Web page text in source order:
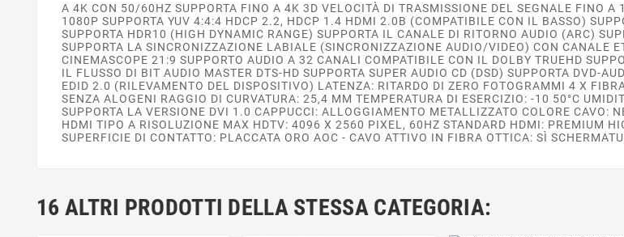
A 4K CON 50/60HZ SUPPORTA FINO A 4K 3D VELOCITÀ DI TRASMISSIONE DEL SEGNALE FINO
1080P SUPPORTA YUV 4:4:4 HDCP 2.2, HDCP 1.4 HDMI 2.0B (COMPATIBILE CON IL BASSO)
SUPPORTA HDR10 (HIGH DYNAMIC RANGE) SUPPORTA IL CANALE DI RITORNO AUDIO (ARC)
SUPPORTA LA SINCRONIZZAZIONE LABIALE (SINCRONIZZAZIONE AUDIO/VIDEO) CON CANALE
CINEMASCOPE 21:9 SUPPORTO AUDIO A 32 CANALI COMPATIBILE CON IL DOLBY TRUEHD
IL FLUSSO DI BIT AUDIO MASTER DTS-HD SUPPORTA SUPER AUDIO CD (DSD) SUPPORTA DVD-
EDID 2.0 (RILEVAMENTO DEL DISPOSITIVO) LATENZA: RITARDO DI ZERO FOTOGRAMMI 4 X
SENZA ALOGENI RAGGIO DI CURVATURA: 25,4 MM TEMPERATURA DI ESERCIZIO: -10 50°C
SUPPORTA LA VERSIONE DVI 1.0 CAPPUCCI: ALLOGGIAMENTO METALLIZZATO COLORE CAVO:
HDMI TIPO A RISOLUZIONE MAX HDTV: 4096 X 2560 PIXEL, 60HZ STANDARD HDMI: PREMIUM
SUPERFICIE DI CONTATTO: PLACCATA ORO AOC - CAVO ATTIVO IN FIBRA OTTICA: SÌ
16 ALTRI PRODOTTI DELLA STESSA CATEGORIA: